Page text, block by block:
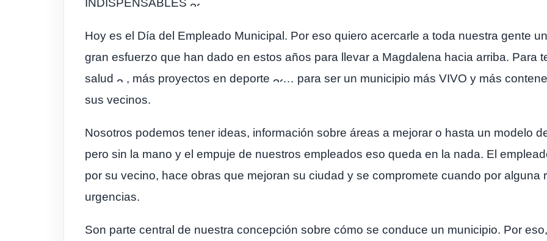
INDISPENSABLES
Hoy es el Día del Empleado Municipal. Por eso quiero acercarle a toda nuestra gente
gran esfuerzo que han dado en estos años para llevar a Magdalena hacia arriba. Para
salud
, más proyectos en deporte
… para ser un municipio más VIVO y más
sus vecinos.
Nosotros podemos tener ideas, información sobre áreas a mejorar o hasta un modelo
pero sin la mano y el empuje de nuestros empleados eso queda en la nada. El
por su vecino, hace obras que mejoran su ciudad y se compromete cuando por alguna
urgencias.
Son parte central de nuestra concepción sobre cómo se conduce un municipio. Por